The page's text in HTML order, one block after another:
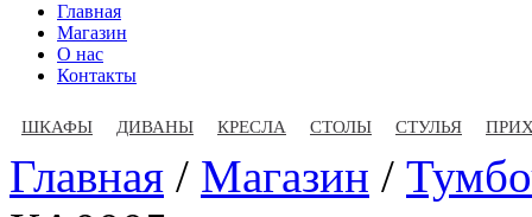
Главная
Магазин
О нас
Контакты
ШКАФЫ ДИВАНЫ КРЕСЛА СТОЛЫ СТУЛЬЯ
Главная / Магазин /